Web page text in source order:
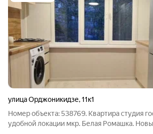
улица Орджоникидзе,11к1
Номер объекта: 538769. Квартира студия
удобной локации мкр. Белая Ромашка.